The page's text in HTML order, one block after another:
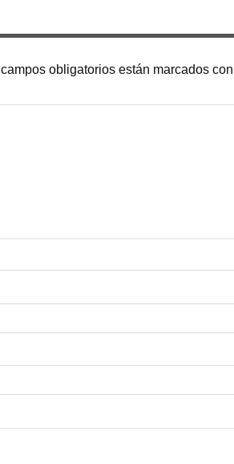
campos obligatorios están marcados con